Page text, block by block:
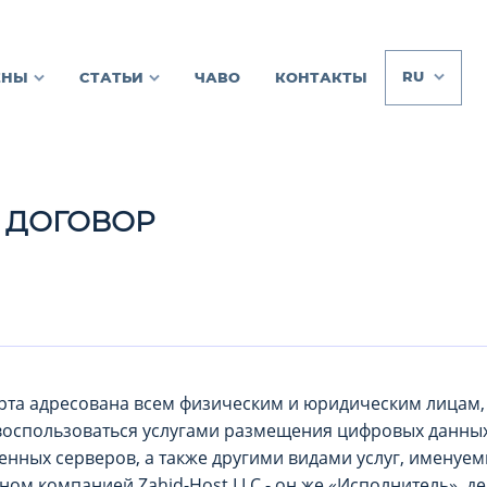
СТАТЬИ ЧАВО КОНТАКТЫ RU
адресована всем физическим и юридическим
услугами размещения цифровых
серверов, а также другими видами услуг,